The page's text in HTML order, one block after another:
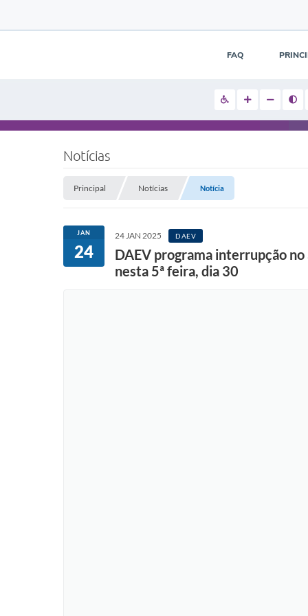
FAQ
Notícias
Principal Notícias Notícia
JAN
24
24 JAN 2025 DAEV
DAEV programa interrupção
nesta 5ª feira, dia 30